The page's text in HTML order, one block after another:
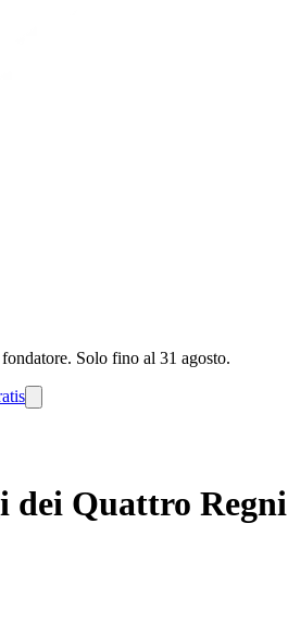
Solo fino al 31 agosto.
dei Quattro Regni